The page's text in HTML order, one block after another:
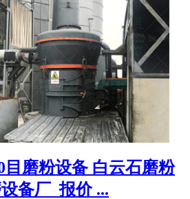
目磨粉设备 白云石磨粉
备厂_报价 ...